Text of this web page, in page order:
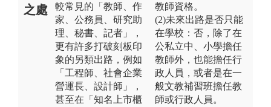
之處
較常見的「教師、作
家、公務員、研究助
理、秘書、記者」，
更有許多打破刻板印
象的另類出路，例如
「工程師、社會企業
營運長、設計師」，
甚至在「知名上市櫃
教師資格。
(2)未來出路是否只能
在學校：否，除了在
公私立中、小學擔任
教師外，也能擔任行
政人員，或者是在一
般文教補習班擔任教
師或行政人員。